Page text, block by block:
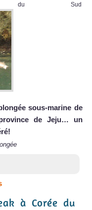
du Sud
sous-marine de
de Jeju… un
à Corée du